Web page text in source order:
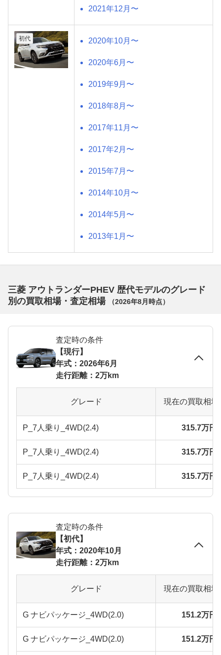
2021年12月〜
初代 2020年10月〜
2020年6月〜
2019年9月〜
2018年8月〜
2017年11月〜
2017年2月〜
2015年7月〜
2014年10月〜
2014年5月〜
2013年1月〜
三菱 アウトランダーPHEV 歴代モデルのグレード
別の買取相場・査定相場
（2026年8月 時点）
査定時の条件
【現行】
年式：2026年6月
走行距離：2万km
グレード 現在の買取相
P_7人乗り_4WD(2.4) 315.7万円
P_7人乗り_4WD(2.4) 315.7万円
P_7人乗り_4WD(2.4) 315.7万円
査定時の条件
【初代】
年式：2020年10月
走行距離：2万km
グレード 現在の買取相
G ナビパッケージ_4WD(2.0) 151.2万円
G ナビパッケージ_4WD(2.0) 151.2万円